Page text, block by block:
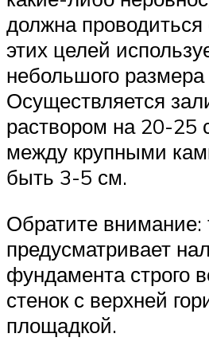
должна
этих целей
небольшого
Осуществляется
раствором на 20-25
между крупными
быть 3-5 см.
Обратите внимание:
предусматривает
фундамента строго
стенок с верхней
площадкой.